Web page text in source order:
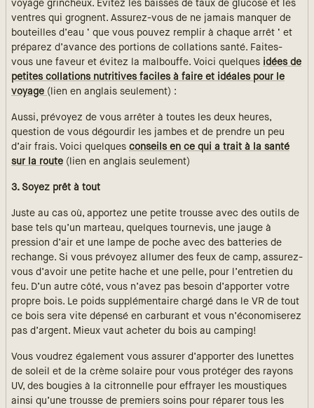
voyage grincheux. Évitez les baisses de taux de glucose et les
ventres qui grognent. Assurez-vous de ne jamais manquer de
bouteilles d’eau ‘ que vous pouvez remplir à chaque arrêt ‘ et
préparez d’avance des portions de collations santé. Faites-
vous une faveur et évitez la malbouffe. Voici quelques idées de
petites collations nutritives faciles à faire et idéales pour le
voyage (lien en anglais seulement) :
Aussi, prévoyez de vous arrêter à toutes les deux heures,
question de vous dégourdir les jambes et de prendre un peu
d’air frais. Voici quelques conseils en ce qui a trait à la santé
sur la route (lien en anglais seulement)
3. Soyez prêt à tout
Juste au cas où, apportez une petite trousse avec des outils de
base tels qu’un marteau, quelques tournevis, une jauge à
pression d’air et une lampe de poche avec des batteries de
rechange. Si vous prévoyez allumer des feux de camp, assurez-
vous d’avoir une petite hache et une pelle, pour l’entretien du
feu. D’un autre côté, vous n’avez pas besoin d’apporter votre
propre bois. Le poids supplémentaire chargé dans le VR de tout
ce bois sera vite dépensé en carburant et vous n’économiserez
pas d’argent. Mieux vaut acheter du bois au camping!
Vous voudrez également vous assurer d’apporter des lunettes
de soleil et de la crème solaire pour vous protéger des rayons
UV, des bougies à la citronnelle pour effrayer les moustiques
ainsi qu’une trousse de premiers soins pour réparer tous les